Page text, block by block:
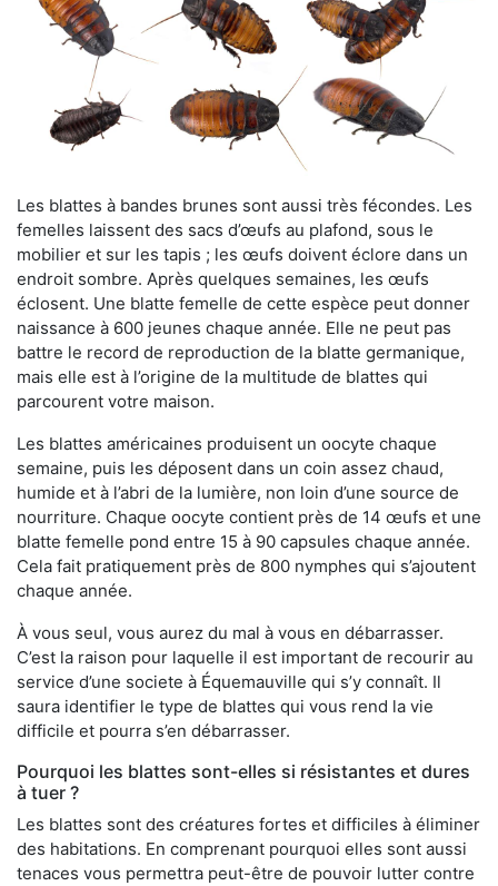
Les blattes à bandes brunes sont aussi très fécondes. Les
femelles laissent des sacs d’œufs au plafond, sous le
mobilier et sur les tapis ; les œufs doivent éclore dans un
endroit sombre. Après quelques semaines, les œufs
éclosent. Une blatte femelle de cette espèce peut donner
naissance à 600 jeunes chaque année. Elle ne peut pas
battre le record de reproduction de la blatte germanique,
mais elle est à l’origine de la multitude de blattes qui
parcourent votre maison.
Les blattes américaines produisent un oocyte chaque
semaine, puis les déposent dans un coin assez chaud,
humide et à l’abri de la lumière, non loin d’une source de
nourriture. Chaque oocyte contient près de 14 œufs et une
blatte femelle pond entre 15 à 90 capsules chaque année.
Cela fait pratiquement près de 800 nymphes qui s’ajoutent
chaque année.
À vous seul, vous aurez du mal à vous en débarrasser.
C’est la raison pour laquelle il est important de recourir au
service d’une societe à Équemauville qui s’y connaît. Il
saura identifier le type de blattes qui vous rend la vie
difficile et pourra s’en débarrasser.
Pourquoi les blattes sont-elles si résistantes et dures
à tuer ?
Les blattes sont des créatures fortes et difficiles à éliminer
des habitations. En comprenant pourquoi elles sont aussi
tenaces vous permettra peut-être de pouvoir lutter contre